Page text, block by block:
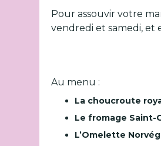
Pour assouvir votre
vendredi et samedi, et
Au menu :
La choucroute
Le fromage Saint-
L’Omelette